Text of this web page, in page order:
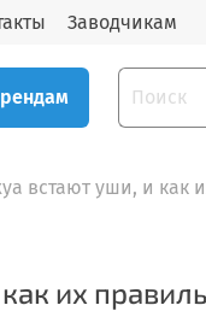
Заводчикам
встают уши, и как
их